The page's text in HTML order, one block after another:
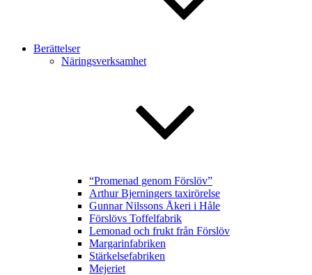
Berättelser
Näringsverksamhet
“Promenad genom Förslöv”
Arthur Bjerningers taxirörelse
Gunnar Nilssons Åkeri i Håle
Förslövs Toffelfabrik
Lemonad och frukt från Förslöv
Margarinfabriken
Stärkelsefabriken
Mejeriet